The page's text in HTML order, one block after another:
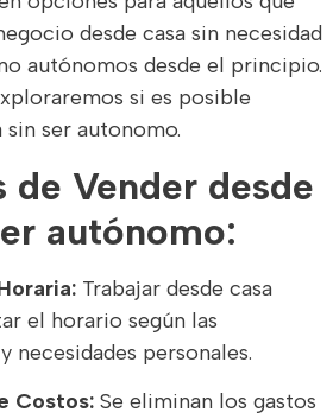
desde casa sin necesidad
autónomos desde el principio.
si es posible
sin ser autonomo.
de Vender desde
autónomo:
Trabajar desde casa
el horario según las
necesidades personales.
Costos: Se eliminan los gastos